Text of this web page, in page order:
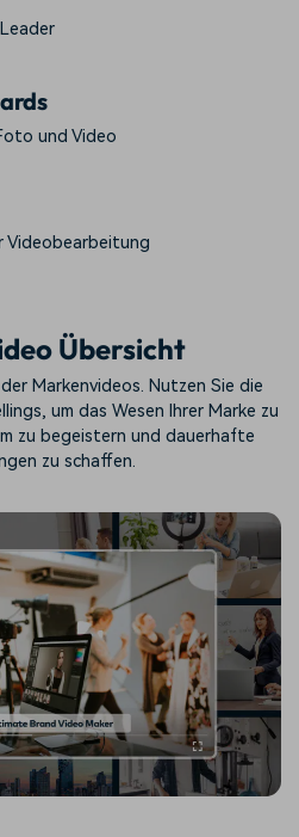
und Video
Videobearbeitung
Übersicht
Markenvideos. Nutzen Sie die
um das Wesen Ihrer Marke zu
zu begeistern und dauerhafte
zu schaffen.